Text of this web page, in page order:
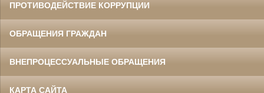
ПРОТИВОДЕЙСТВИЕ КОРРУПЦИИ
ОБРАЩЕНИЯ ГРАЖДАН
ВНЕПРОЦЕССУАЛЬНЫЕ ОБРАЩЕНИЯ
КАРТА САЙТА